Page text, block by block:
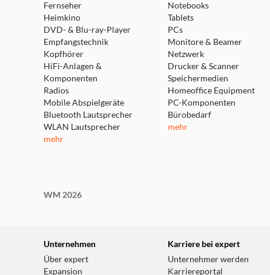
Fernseher
Heimkino
DVD- & Blu-ray-Player
Empfangstechnik
Kopfhörer
HiFi-Anlagen &
Komponenten
Radios
Mobile Abspielgeräte
Bluetooth Lautsprecher
WLAN Lautsprecher
mehr
Notebooks
Tablets
PCs
Monitore & Beamer
Netzwerk
Drucker & Scanner
Speichermedien
Homeoffice Equipment
PC-Komponenten
Bürobedarf
mehr
WM 2026
Unternehmen
Über expert
Expansion
Karriere bei expert
Unternehmer werden
Karriereportal